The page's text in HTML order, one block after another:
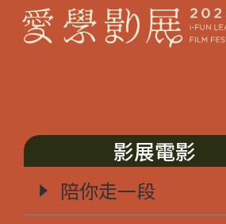
影展電影
陪你走一段